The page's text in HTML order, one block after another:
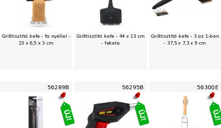
Grilltisztító kefe - fa nyéllel -
23 x 6,5 x 3 cm
Grilltisztító kefe - 44 x 13 cm
- fekete
Grilltisztító kefe - 3 az 1-ben
- 37,5 x 7,3 x 9 cm
56289B 56295B 56300E